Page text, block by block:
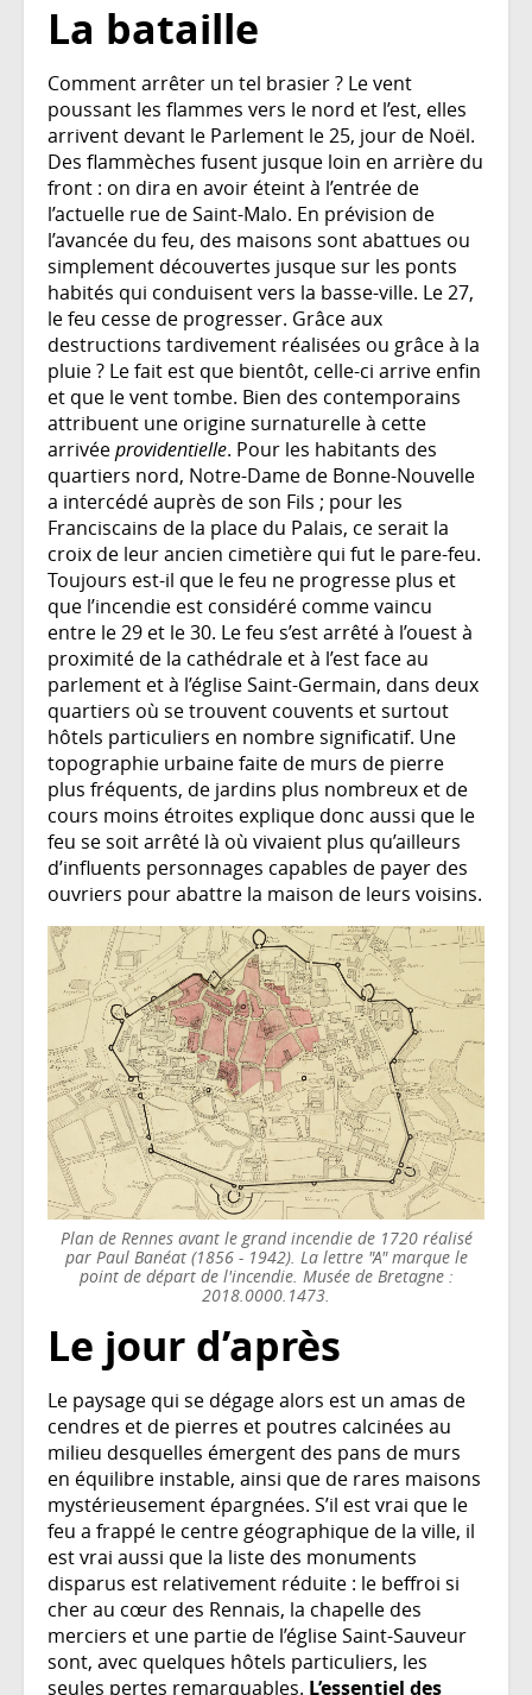
La bataille
Comment arrêter un tel brasier ? Le vent
poussant les flammes vers le nord et l’est, elles
arrivent devant le Parlement le 25, jour de Noël.
Des flammèches fusent jusque loin en arrière du
front : on dira en avoir éteint à l’entrée de
l’actuelle rue de Saint-Malo. En prévision de
l’avancée du feu, des maisons sont abattues ou
simplement découvertes jusque sur les ponts
habités qui conduisent vers la basse-ville. Le 27,
le feu cesse de progresser. Grâce aux
destructions tardivement réalisées ou grâce à la
pluie ? Le fait est que bientôt, celle-ci arrive enfin
et que le vent tombe. Bien des contemporains
attribuent une origine surnaturelle à cette
arrivéeprovidentielle. Pour les habitants des
quartiers nord, Notre-Dame de Bonne-Nouvelle
a intercédé auprès de son Fils ; pour les
Franciscains de la place du Palais, ce serait la
croix de leur ancien cimetière qui fut le pare-feu.
Toujours est-il que le feu ne progresse plus et
que l’incendie est considéré comme vaincu
entre le 29 et le 30. Le feu s’est arrêté à l’ouest à
proximité de la cathédrale et à l’est face au
parlement et à l’église Saint-Germain, dans deux
quartiers où se trouvent couvents et surtout
hôtels particuliers en nombre significatif. Une
topographie urbaine faite de murs de pierre
plus fréquents, de jardins plus nombreux et de
cours moins étroites explique donc aussi que le
feu se soit arrêté là où vivaient plus qu’ailleurs
d’influents personnages capables de payer des
ouvriers pour abattre la maison de leurs voisins.
Plan de Rennes avant le grand incendie de 1720 réalisé
par Paul Banéat (1856 - 1942). La lettre "A" marque le
point de départ de l'incendie. Musée de Bretagne :
2018.0000.1473.
Le jour d’après
Le paysage qui se dégage alors est un amas de
cendres et de pierres et poutres calcinées au
milieu desquelles émergent des pans de murs
en équilibre instable, ainsi que de rares maisons
mystérieusement épargnées. S’il est vrai que le
feu a frappé le centre géographique de la ville, il
est vrai aussi que la liste des monuments
disparus est relativement réduite : le beffroi si
cher au cœur des Rennais, la chapelle des
merciers et une partie de l’église Saint-Sauveur
sont, avec quelques hôtels particuliers, les
seules pertes remarquables. L’essentiel des